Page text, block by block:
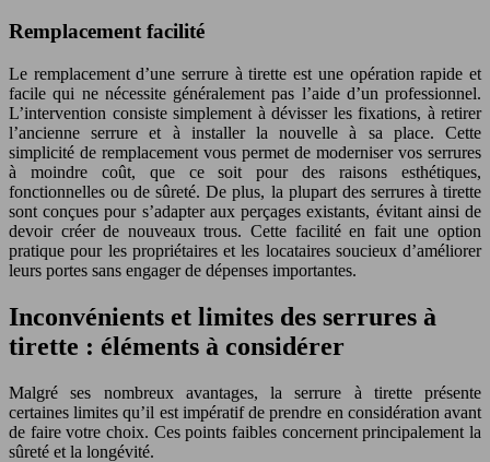
Remplacement facilité
Le remplacement d’une serrure à tirette est une opération rapide et
facile qui ne nécessite généralement pas l’aide d’un professionnel.
L’intervention consiste simplement à dévisser les fixations, à retirer
l’ancienne serrure et à installer la nouvelle à sa place. Cette
simplicité de remplacement vous permet de moderniser vos serrures
à moindre coût, que ce soit pour des raisons esthétiques,
fonctionnelles ou de sûreté. De plus, la plupart des serrures à tirette
sont conçues pour s’adapter aux perçages existants, évitant ainsi de
devoir créer de nouveaux trous. Cette facilité en fait une option
pratique pour les propriétaires et les locataires soucieux d’améliorer
leurs portes sans engager de dépenses importantes.
Inconvénients et limites des serrures à
tirette : éléments à considérer
Malgré ses nombreux avantages, la serrure à tirette présente
certaines limites qu’il est impératif de prendre en considération avant
de faire votre choix. Ces points faibles concernent principalement la
sûreté et la longévité.